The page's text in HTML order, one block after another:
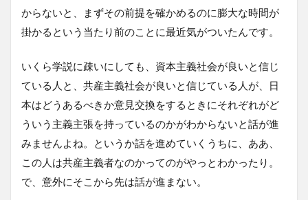
からないと、まずその前提を確かめるのに膨大な時間が
掛かるという当たり前のことに最近気がついたんです。
いくら学説に疎いにしても、資本主義社会が良いと信じ
ている人と、共産主義社会が良いと信じている人が、日
本はどうあるべきか意見交換をするときにそれぞれがど
ういう主義主張を持っているのかがわからないと話が進
みませんよね。というか話を進めていくうちに、ああ、
この人は共産主義者なのかってのがやっとわかったり。
で、意外にそこから先は話が進まない。